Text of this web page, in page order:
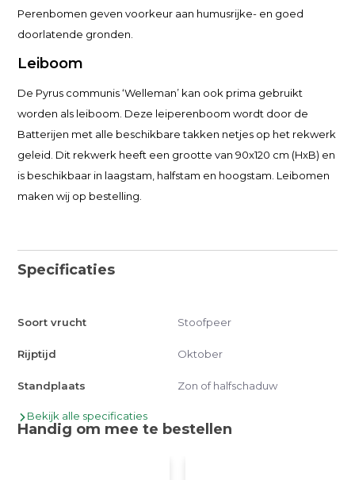
Perenbomen geven voorkeur aan humusrijke- en goed
doorlatende gronden.
Leiboom
De Pyrus communis ‘Welleman’ kan ook prima gebruikt
worden als leiboom. Deze leiperenboom wordt door de
Batterijen met alle beschikbare takken netjes op het rekwerk
geleid. Dit rekwerk heeft een grootte van 90x120 cm (HxB) en
is beschikbaar in laagstam, halfstam en hoogstam. Leibomen
maken wij op bestelling.
Specificaties
Soort vrucht Stoofpeer
Rijptijd Oktober
Standplaats Zon of halfschaduw
Bekijk alle specificaties
Handig om mee te bestellen